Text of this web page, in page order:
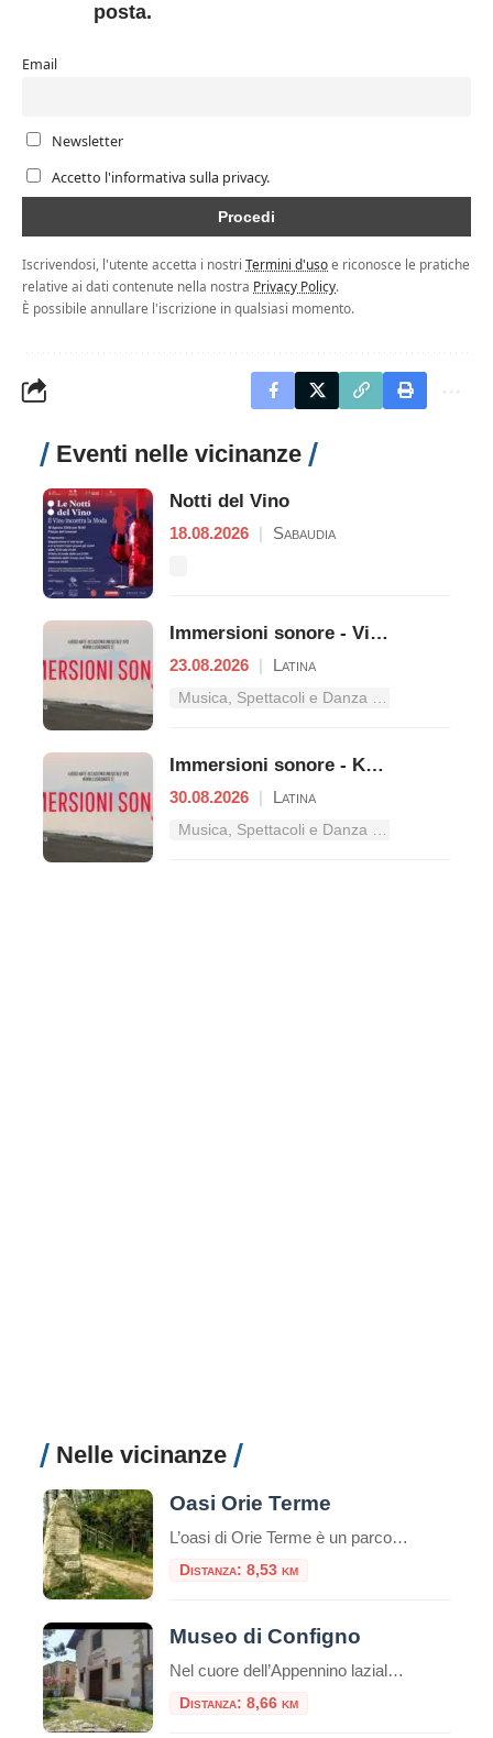
posta.
Email
Newsletter
Accetto l'informativa sulla privacy.
Iscrivendosi, l'utente accetta i nostri Termini d'usoe riconosce le pratiche
relative ai dati contenute nella nostra Privacy Policy.
È possibile annullare l'iscrizione in qualsiasi momento.
Eventi nelle vicinanze
Notti del Vino
18.08.2026 | Sabaudia
Immersioni sonore - Vibrazioni
23.08.2026 | Latina
Musica, Spettacoli e Danza nel Lazio
Immersioni sonore - Kyma Duo
30.08.2026 | Latina
Musica, Spettacoli e Danza nel Lazio
Nelle vicinanze
Oasi Orie Terme
L’oasi di Orie Terme è un parco naturalistico del comune di Amatrice, nella frazione di Configno, di proprietà della famiglia Betturri. Il parco “è un omaggio alla Terra e alla natura per promuovere l’educazione e la cultura del rispetto dell’ambiente”, accoglie oltre che a numerosi animali, anche dei testi scritti ispirandosi alla Passione di Gesù, […]
Distanza: 8,53 km
Museo di Configno
Nel cuore dell’Appennino laziale, nella frazione di Configno, a pochi chilometri da Amatrice, sorge il Museo delle Arti e Tradizioni Popolari di Configno. Questo museo etnografico rappresenta un punto di riferimento culturale per la conservazione della memoria storica e delle tradizioni locali Il museo ha sede in un edificio costruito nel 1928, originariamente utilizzato come […]
Distanza: 8,66 km